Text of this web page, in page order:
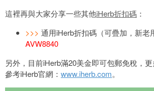
這裡再與大家分享一些其他iHerb折扣碼 ：
>>> 通用iHerb折扣碼（可疊加，新老
AVW8840
另外，目前iHerb滿20美金即可包郵免稅，
參考iHerb官網： www.iherb.com。